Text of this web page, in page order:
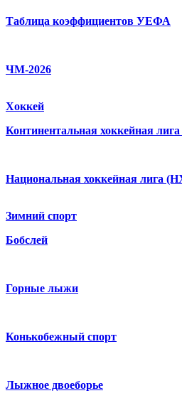
Таблица коэффициентов УЕФА
ЧМ-2026
Хоккей
Континентальная хоккейная
Национальная хоккейная лига
Зимний спорт
Бобслей
Горные лыжи
Конькобежный спорт
Лыжное двоеборье